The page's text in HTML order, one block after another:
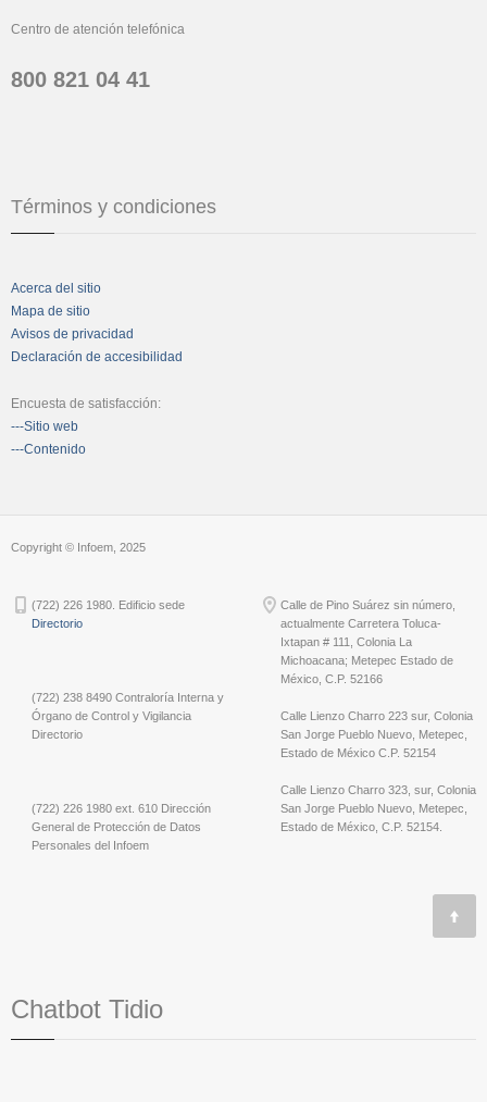
Centro de atención telefónica
800 821 04 41
Términos y condiciones
Acerca del sitio
Mapa de sitio
Avisos de privacidad
Declaración de accesibilidad
Encuesta de satisfacción:
---Sitio web
---Contenido
Copyright © Infoem, 2025
(722) 226 1980. Edificio sede
Directorio
(722) 238 8490 Contraloría Interna y
Órgano de Control y Vigilancia
Directorio
(722) 226 1980 ext. 610 Dirección
General de Protección de Datos
Personales del Infoem
Calle de Pino Suárez sin número,
actualmente Carretera Toluca-
Ixtapan # 111, Colonia La
Michoacana; Metepec Estado de
México, C.P. 52166
Calle Lienzo Charro 223 sur, Colonia
San Jorge Pueblo Nuevo, Metepec,
Estado de México C.P. 52154
Calle Lienzo Charro 323, sur, Colonia
San Jorge Pueblo Nuevo, Metepec,
Estado de México, C.P. 52154.
Chatbot Tidio